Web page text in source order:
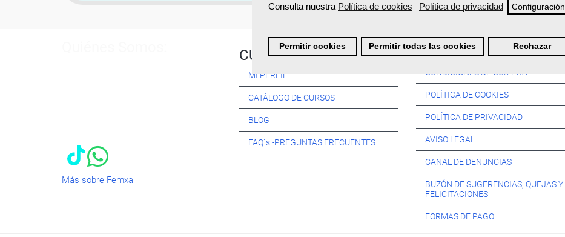
Consulta nuestra Política de cookies Política de privacidad Configuración
Permitir cookies Permitir todas las cookies Rechazar
Más sobre Femxa
CURSOS:
MI PERFIL
CATÁLOGO DE CURSOS
BLOG
FAQ´s -PREGUNTAS FRECUENTES
Información:
CONDICIONES DE COMPRA
POLÍTICA DE COOKIES
POLÍTICA DE PRIVACIDAD
AVISO LEGAL
CANAL DE DENUNCIAS
BUZÓN DE SUGERENCIAS, QUEJAS Y
FELICITACIONES
FORMAS DE PAGO